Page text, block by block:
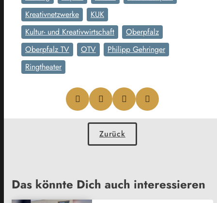
Kreativnetzwerke
KUK
Kultur- und Kreativwirtschaft
Oberpfalz
Oberpfalz TV
OTV
Philipp Gehringer
Ringtheater
Zurück
Das könnte Dich auch interessieren